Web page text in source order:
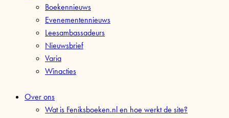
Boekennieuws
Evenementennieuws
Leesambassadeurs
Nieuwsbrief
Varia
Winacties
Over ons
Wat is Feniksboeken.nl en hoe werkt de site?